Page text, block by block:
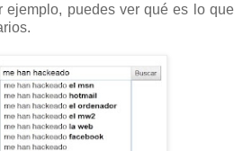
ejemplo, puedes ver qué es lo que